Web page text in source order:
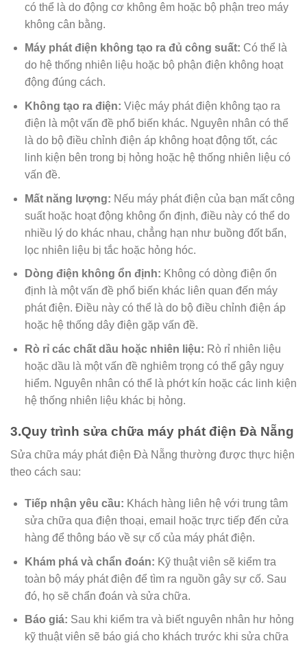
có thể là do động cơ không êm hoặc bộ phận treo máy
không cân bằng.
Máy phát điện không tạo ra đủ công suất: Có thể là
do hệ thống nhiên liệu hoặc bộ phận điện không hoạt
động đúng cách.
Không tạo ra điện: Việc máy phát điện không tạo ra
điện là một vấn đề phổ biến khác. Nguyên nhân có thể
là do bộ điều chỉnh điện áp không hoạt động tốt, các
linh kiện bên trong bị hỏng hoặc hệ thống nhiên liệu có
vấn đề.
Mất năng lượng: Nếu máy phát điện của bạn mất công
suất hoặc hoạt động không ổn định, điều này có thể do
nhiều lý do khác nhau, chẳng hạn như buồng đốt bẩn,
lọc nhiên liệu bị tắc hoặc hỏng hóc.
Dòng điện không ổn định: Không có dòng điện ổn
định là một vấn đề phổ biến khác liên quan đến máy
phát điện. Điều này có thể là do bộ điều chỉnh điện áp
hoặc hệ thống dây điện gặp vấn đề.
Rò rỉ các chất dầu hoặc nhiên liệu: Rò rỉ nhiên liệu
hoặc dầu là một vấn đề nghiêm trọng có thể gây nguy
hiểm. Nguyên nhân có thể là phớt kín hoặc các linh kiện
hệ thống nhiên liệu khác bị hỏng.
3.Quy trình sửa chữa máy phát điện Đà Nẵng
Sửa chữa máy phát điện Đà Nẵng thường được thực hiện
theo cách sau:
Tiếp nhận yêu cầu: Khách hàng liên hệ với trung tâm
sửa chữa qua điện thoại, email hoặc trực tiếp đến cửa
hàng để thông báo về sự cố của máy phát điện.
Khám phá và chẩn đoán: Kỹ thuật viên sẽ kiểm tra
toàn bộ máy phát điện để tìm ra nguồn gây sự cố. Sau
đó, họ sẽ chẩn đoán và sửa chữa.
Báo giá: Sau khi kiểm tra và biết nguyên nhân hư hỏng
kỹ thuật viên sẽ báo giá cho khách trước khi sửa chữa